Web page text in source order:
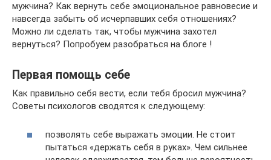
мужчина? Как вернуть себе эмоциональное равновесие и
навсегда забыть об исчерпавших себя отношениях?
Можно ли сделать так, чтобы мужчина захотел
вернуться? Попробуем разобраться на блоге !
Первая помощь себе
Как правильно себя вести, если тебя бросил мужчина?
Советы психологов сводятся к следующему:
позволять себе выражать эмоции. Не стоит
пытаться «держать себя в руках». Чем сильнее